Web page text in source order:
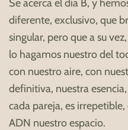
Se acerca el día B, y
diferente, exclusivo, que
singular, pero que a su
lo hagamos nuestro del
con nuestro aire, con
definitiva, nuestra
cada pareja, es
ADN nuestro espacio.